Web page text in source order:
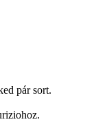
pár sort.